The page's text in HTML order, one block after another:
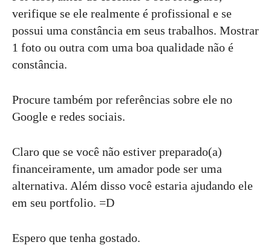
verifique se ele realmente é profissional e se
possui uma constância em seus trabalhos. Mostrar
1 foto ou outra com uma boa qualidade não é
constância.
Procure também por referências sobre ele no
Google e redes sociais.
Claro que se você não estiver preparado(a)
financeiramente, um amador pode ser uma
alternativa. Além disso você estaria ajudando ele
em seu portfolio. =D
Espero que tenha gostado.